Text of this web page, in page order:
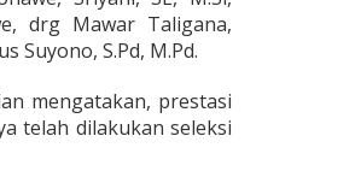
drg Mawar Taligana,
Suyono, S.Pd, M.Pd.
mengatakan, prestasi
telah dilakukan seleksi